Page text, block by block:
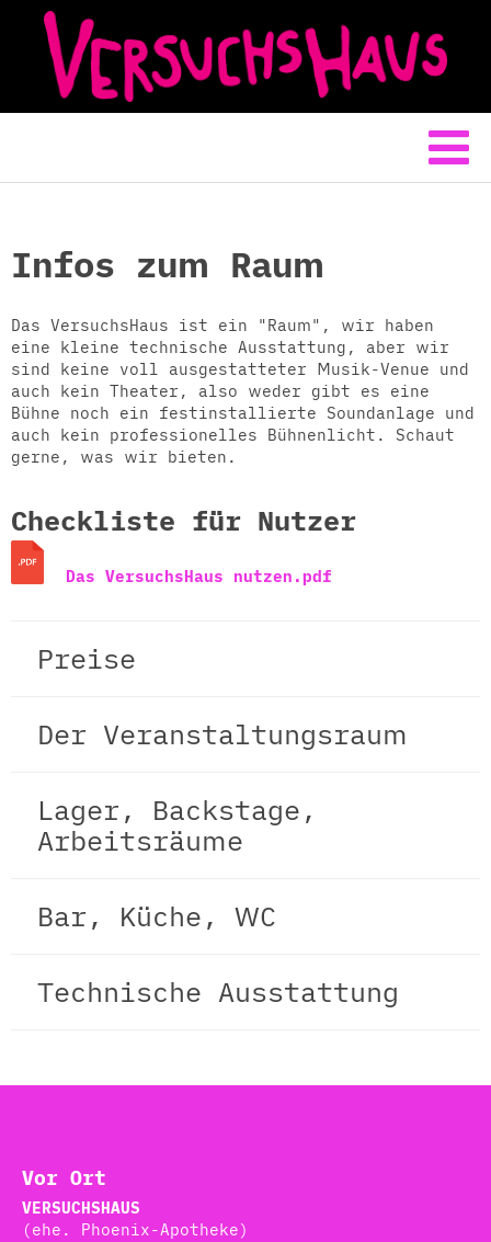
Infos zum Raum
Das VersuchsHaus ist ein "Raum", wir haben
eine kleine technische Ausstattung, aber wir
sind keine voll ausgestatteter Musik-Venue und
auch kein Theater, also weder gibt es eine
Bühne noch ein festinstallierte Soundanlage und
auch kein professionelles Bühnenlicht. Schaut
gerne, was wir bieten.
Checkliste für Nutzer
Das VersuchsHaus nutzen.pdf
Preise
Der Veranstaltungsraum
Lager, Backstage,
Arbeitsräume
Bar, Küche, WC
Technische Ausstattung
Vor Ort
VERSUCHSHAUS
(ehe. Phoenix-Apotheke)